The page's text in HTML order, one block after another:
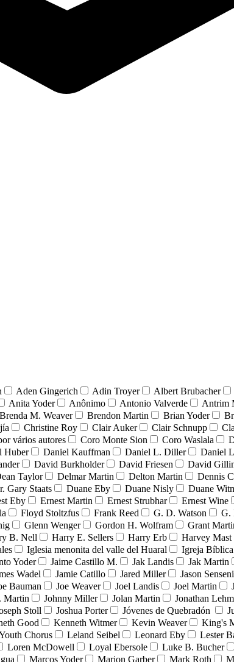
Aden Gingerich Adin Troyer Albert Brubacher
Anita Yoder Anônimo Antonio Valverde Antrim
Brenda M. Weaver Brendon Martin Brian Yoder
Christine Roy Clair Auker Clair Schnupp
vários autores Coro Monte Sion Coro Waslala
Huber Daniel Kauffman Daniel L. Diller Daniel
David Burkholder David Friesen David
Taylor Delmar Martin Delton Martin Dennis
Gary Staats Duane Eby Duane Nisly Duane
Eby Ernest Martin Ernest Strubhar Ernest Wine
Floyd Stoltzfus Frank Reed G. D. Watson G.
Glenn Wenger Gordon H. Wolfram Grant
B. Nell Harry E. Sellers Harry Erb Harvey Mast
Iglesia menonita del valle del Huaral Igreja
Yoder Jaime Castillo M. Jak Landis Jak Martin
Wadel Jamie Catillo Jared Miller Jason
Bauman Joe Weaver Joel Landis Joel Martin
Martin Johnny Miller Jolan Martin Jonathan
Stoll Joshua Porter Jóvenes de Quebradón
Good Kenneth Witmer Kevin Weaver King's
Chorus Leland Seibel Leonard Eby Lester
Loren McDowell Loyal Ebersole Luke B. Bucher
Marcos Yoder Marion Garber Mark Roth